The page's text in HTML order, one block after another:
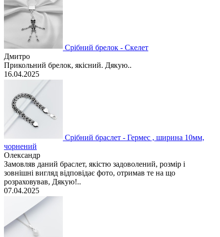
Срібний брелок - Скелет
Дмитро
Прикольний брелок, якісний. Дякую..
16.04.2025
Срібний браслет - Гермес , ширина 10мм,
чорнений
Олександр
Замовляв даний браслет, якістю задоволений, розмір і
зовнішні вигляд відповідає фото, отримав те на що
розраховував, Дякую!..
07.04.2025